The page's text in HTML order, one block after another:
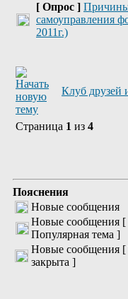
[ Опрос ]
самоуправления
2011г.)
Клуб друзей
Страница 1 из 4
Пояснения
Новые сообщения
Новые сообщения [
Популярная тема ]
Новые сообщения [
закрыта ]